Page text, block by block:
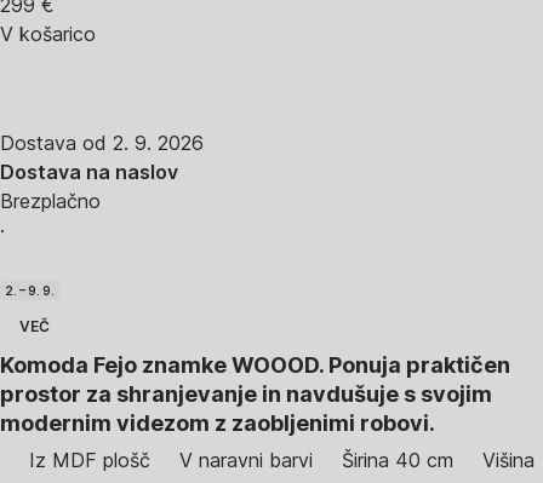
299 €
V košarico
Dostava od 2. 9. 2026
Dostava na naslov
Brezplačno
·
2. – 9. 9.
VEČ
Komoda Fejo znamke WOOOD. Ponuja praktičen
prostor za shranjevanje in navdušuje s svojim
modernim videzom z zaobljenimi robovi.
Iz MDF plošč V naravni barvi Širina 40 cm
Višina